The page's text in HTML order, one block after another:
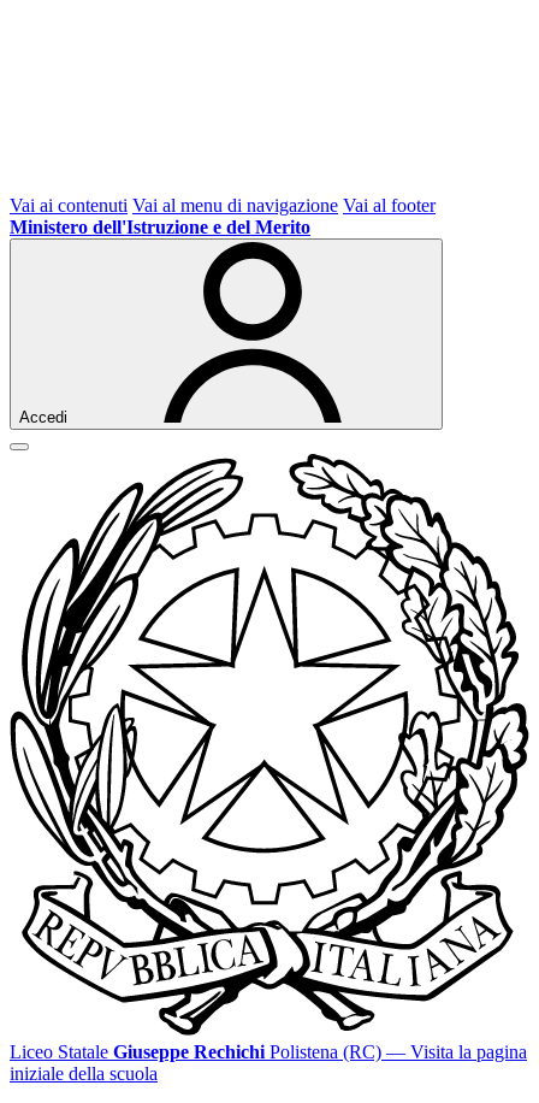
Vai ai contenuti Vai al menu di navigazione Vai al footer
Ministero dell'Istruzione e del Merito
Accedi
Liceo Statale Giuseppe Rechichi Polistena (RC) — Visita la pagina
iniziale della scuola